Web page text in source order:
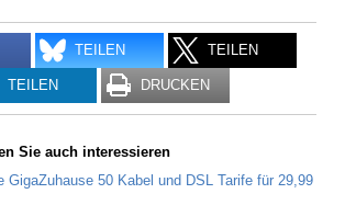
TEILEN TEILEN
TEILEN DRUCKEN
Sie auch interessieren
GigaZuhause 50 Kabel und DSL Tarife für 29,99